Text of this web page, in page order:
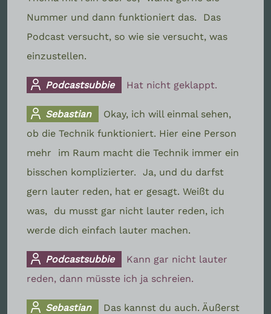
Nummer und dann funktioniert das.
Das
Podcast versucht, so wie sie versucht, was
einzustellen.
Podcastsubbie Hat nicht geklappt.
Sebastian
Okay, ich will einmal sehen,
ob die Technik funktioniert. Hier eine Person
mehr
im Raum macht die Technik immer ein
bisschen komplizierter.
Ja, und du darfst
gern lauter reden, hat er gesagt. Weißt du
was,
du musst gar nicht lauter reden, ich
werde dich einfach lauter machen.
Podcastsubbie
Kann gar nicht lauter
reden, dann müsste ich ja schreien.
Sebastian
Das kannst du auch. Äußerst